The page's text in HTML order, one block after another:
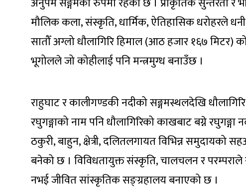
मौलिक कला, संस्कृति, धार्मिक, ऐतिहासिक धरोहरले
सातौँ अग्लो धौलागिरि हिमाल (आठ हजार १६७ मिटर)
भूगोलले जो कोहीलाई पनि मन्त्रमुग्ध बनाउँछ ।
राहुघाट र कालीगण्डकी नदीको सङ्गमस्थलदेखि
रघुगङ्गाको नाम पनि धौलागिरिको काखबाट बग्ने
ठकुरी, बाहुन, क्षेत्री, दलितलगायत विभिन्न समुदायको
बनेको छ । विविधतायुक्त संस्कृति, चालचलन र
नभई जीवित सांस्कृतिक सङ्ग्रहालय बनाएको छ ।